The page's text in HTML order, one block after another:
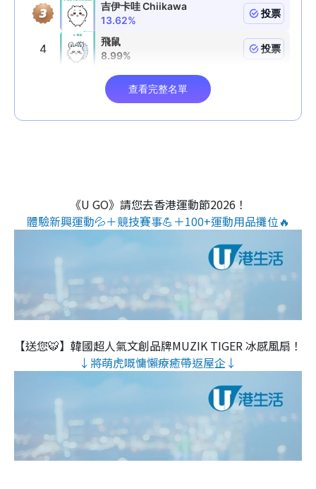
《U GO》請您去香港運動節2026！
體驗新興運動💦＋競技賽事💪＋100+運動用品攤位🔥
【送您🐯】韓國超人氣文創品牌MUZIK TIGER 冰感風扇！
↓將萌虎嘅慵懶療癒帶返屋企↓